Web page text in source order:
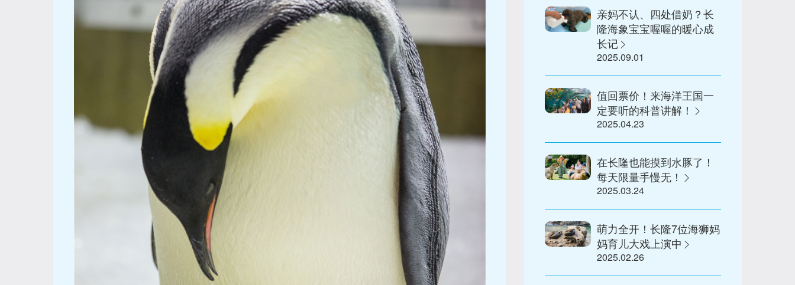
亲妈不认、四处借奶？长
隆海象宝宝喔喔的暖心成
长记
2025.09.01
值回票价！来海洋王国一
定要听的科普讲解！
2025.04.23
在长隆也能摸到水豚了！
每天限量手慢无！
2025.03.24
萌力全开！长隆7位海狮妈
妈育儿大戏上演中
2025.02.26